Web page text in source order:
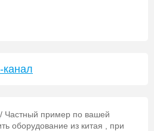
/ Частный пример по вашей
оборудование из китая , при